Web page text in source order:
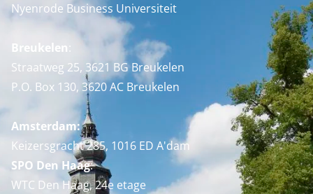
Nyenrode Business Universiteit
Breukelen:
Straatweg 25, 3621 BG Breukelen
P.O. Box 130, 3620 AC Breukelen
Amsterdam:
Keizersgracht 285, 1016 ED A'dam
SPO Den Haag:
WTC Den Haag, 24e etage